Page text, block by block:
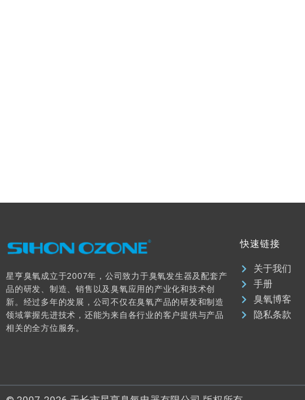
星亨臭氧成立于2007年，公司致力于臭氧发生器及配套产
品的研发、制造、销售以及臭氧应用的产业化和技术创
新。经过多年的发展，公司不仅在臭氧产品的研发和制造
领域掌握先进技术，还能为来自各行业的客户提供与产品
相关的全方位服务。
快速链接
关于我们
手册
臭氧博客
隐私条款